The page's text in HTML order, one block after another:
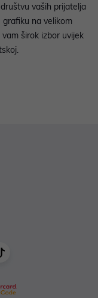
vaših prijatelja
na velikom
širok izbor uvijek